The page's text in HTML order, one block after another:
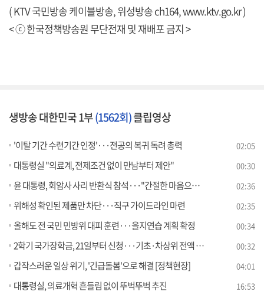
( KTV 국민방송 케이블방송, 위성방송 ch164,www.ktv.go.kr)
< ⓒ 한국정책방송원 무단전재 및 재배포 금지 >
생방송 대한민국 1부(1562회)클립영상
'이탈 기간 수련기간 인정'···전공의 복귀 독려 총력 02:05
대통령실 "의료계, 전제조건 없이 만남부터 제안" 00:30
윤 대통령, 회암사 사리 반환식 참석···"간절한 마음으로 국정운영" 02:36
위해성 확인된 제품만 차단···직구 가이드라인 마련 02:35
올해도 전 국민 민방위 대피 훈련···을지연습 계획 확정 00:34
2학기 국가장학금, 21일부터 신청···기초·차상위 전액 지원 00:32
갑작스러운 일상 위기, '긴급돌봄'으로 해결 [정책현장] 04:01
대통령실, 의료개혁 흔들림 없이 뚜벅뚜벅 추진 16:53